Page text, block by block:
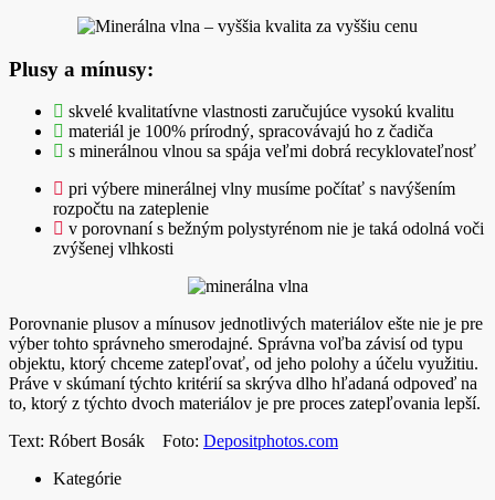
Plusy a mínusy:
skvelé kvalitatívne vlastnosti zaručujúce vysokú kvalitu
materiál je 100% prírodný, spracovávajú ho z čadiča
s minerálnou vlnou sa spája veľmi dobrá recyklovateľnosť
pri výbere minerálnej vlny musíme počítať s navýšením
rozpočtu na zateplenie
v porovnaní s bežným polystyrénom nie je taká odolná voči
zvýšenej vlhkosti
Porovnanie plusov a mínusov jednotlivých materiálov ešte nie je pre
výber tohto správneho smerodajné. Správna voľba závisí od typu
objektu, ktorý chceme zatepľovať, od jeho polohy a účelu využitiu.
Práve v skúmaní týchto kritérií sa skrýva dlho hľadaná odpoveď na
to, ktorý z týchto dvoch materiálov je pre proces zatepľovania lepší.
Text: Róbert Bosák Foto: Depositphotos.com
Kategórie